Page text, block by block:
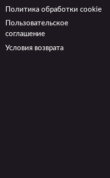
Политика обработки cookie
Пользовательское
соглашение
Условия возврата